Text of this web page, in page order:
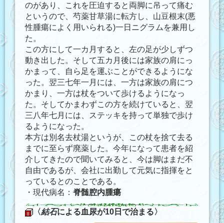
のがあり、これを圧迫すると両脚に吊って痛む
というので、芍薬甘草湯に転方し、山豆根末(悪
性腫瘍によく用いられる)一日ニグラムを兼用し
た。
この方にして一カ月すると、左の足が少しずつ
動き出した。そして五カ月後には家族の肩にっ
かまって、自ら足を運ぶことができるようにな
った。翌三七年一月には、一方は家族の肩につ
かまり、一方は杖をついて歩けるようになっ
た。そしてかまわずこの方を続けていると、翌
三八年七月には、ステッキを持って単独で歩け
るようになった。
本方は別名去杖湯というが、この杖を捨て去る
までに至らず廃薬した。今年になって患者を紹
介してきたので聞いてみると、今は脚はまだ不
自由であるが、会社に出勤して元気に指揮をと
っているとのことである。
・現代病名：脊髄腔内腫瘍
〈結石による血尿が10日で治まる〉